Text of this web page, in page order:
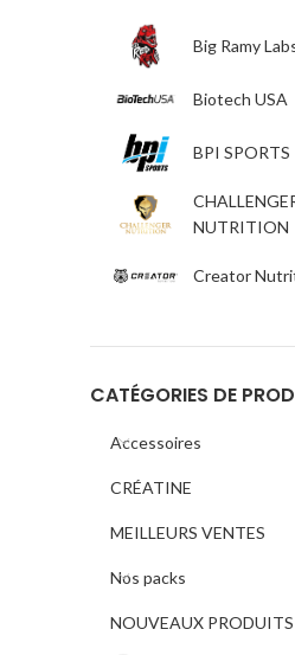
Big Ramy
Biotech USA
BPI SPORTS
NUTRITION
Creator
Impact Sport
CATÉGORIES DE
Accessoires
CRÉATINE
MEILLEURS VENTES
Nos packs
NOUVEAUX PRODUITS